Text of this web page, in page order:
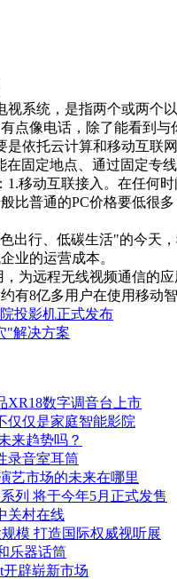
系统，是指两个或两个
点像电话，除了能看到
依托云计算和移动互联
固定地点、通过固定专
移动互联接入。在任何时
比普通的PC价格要低很
行、低碳生活"的今天，
业的运营成本。
为远程无线视频通信的
有8亿多用户在使用移动
投影机正式发布
"解决方案
XR18数字调音台上市
仅仅是家庭智能影院
来趋势吗？
录音室耳筒
艺市场的未来在哪里
列 将于今年5月正式发售
关村在线
模 打造国际权威视听展
乐器话筒
开辟崭新市场